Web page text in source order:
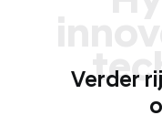
Verder